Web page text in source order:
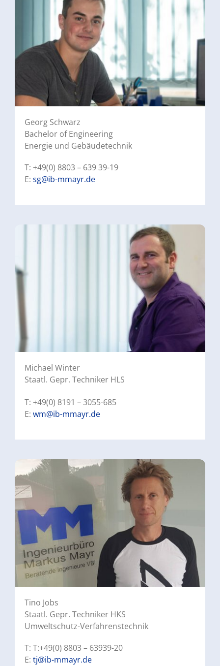
Georg Schwarz
Bachelor of Engineering
Energie und Gebäudetechnik
T: +49(0) 8803 – 639 39-19
E: sg@ib-mmayr.de
Michael Winter
Staatl. Gepr. Techniker HLS
T: +49(0) 8191 – 3055-685
E: wm@ib-mmayr.de
Tino Jobs
Staatl. Gepr. Techniker HKS
Umweltschutz-Verfahrenstechnik
T: T:+49(0) 8803 – 63939-20
E: tj@ib-mmayr.de